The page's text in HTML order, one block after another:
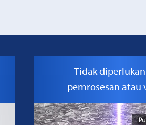
Tidak
pemrosesan atau